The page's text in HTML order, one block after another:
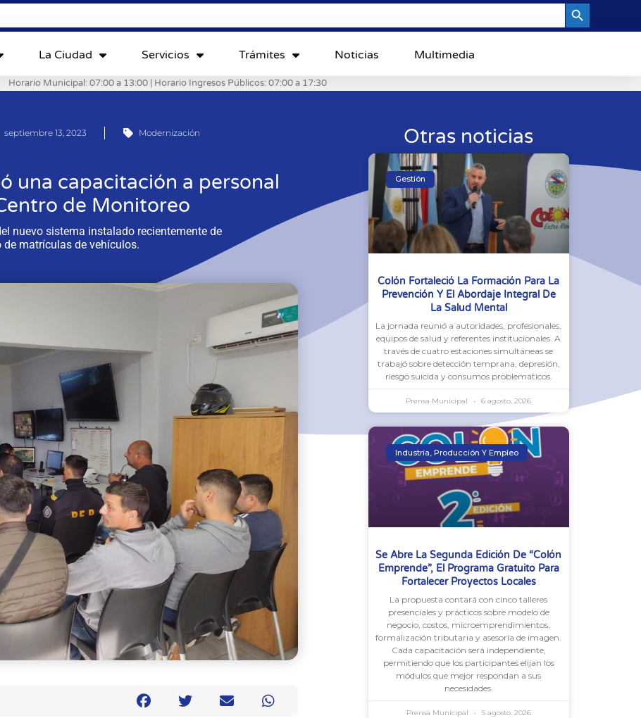
La Ciudad Servicios Trámites Noticias Multimedia
Horario Municipal: 07:00 a 13:00 | Horario Ingresos Públicos: 07:00 a 17:30
septiembre 13, 2023 Modernización
una capacitación a personal
de Monitoreo
nuevo sistema instalado recientemente de
de matrículas de vehículos.
Otras noticias
Gestión
Colón Fortaleció La Formación Para La
Prevención Y El Abordaje Integral De
La Salud Mental
La jornada reunió a autoridades, profesionales,
equipos de salud y referentes institucionales. A
través de cuatro estaciones simultáneas se
trabajó sobre detección temprana, depresión,
riesgo suicida y consumos problemáticos.
Prensa Municipal 6 agosto, 2026
Industria, Producción Y Empleo
Se Abre La Segunda Edición De “Colón
Emprende”, El Programa Gratuito Para
Fortalecer Proyectos Locales
La propuesta contará con cinco talleres
presenciales y prácticos sobre modelo de
negocio, costos, microemprendimientos,
formalización tributaria y asesoría de imagen.
Cada capacitación será independiente,
permitiendo que los participantes elijan los
módulos que mejor respondan a sus
necesidades.
Prensa Municipal 5 agosto, 2026